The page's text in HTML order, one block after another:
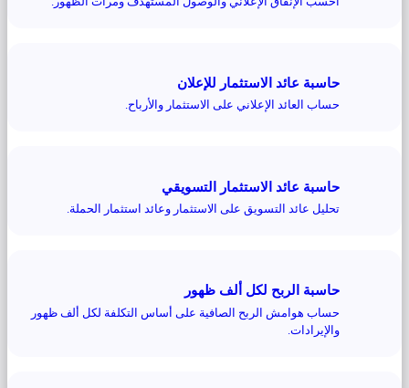
حاسبة عائد الاستثمار للإعلان
حساب العائد الإعلاني على الاستثمار والأرباح.
حاسبة عائد الاستثمار التسويقي
تحليل عائد التسويق على الاستثمار وعائد استثمار الحملة.
حاسبة الربح لكل ألف ظهور
حساب هوامش الربح الصافية على أساس التكلفة لكل ألف ظهور
والإيرادات.